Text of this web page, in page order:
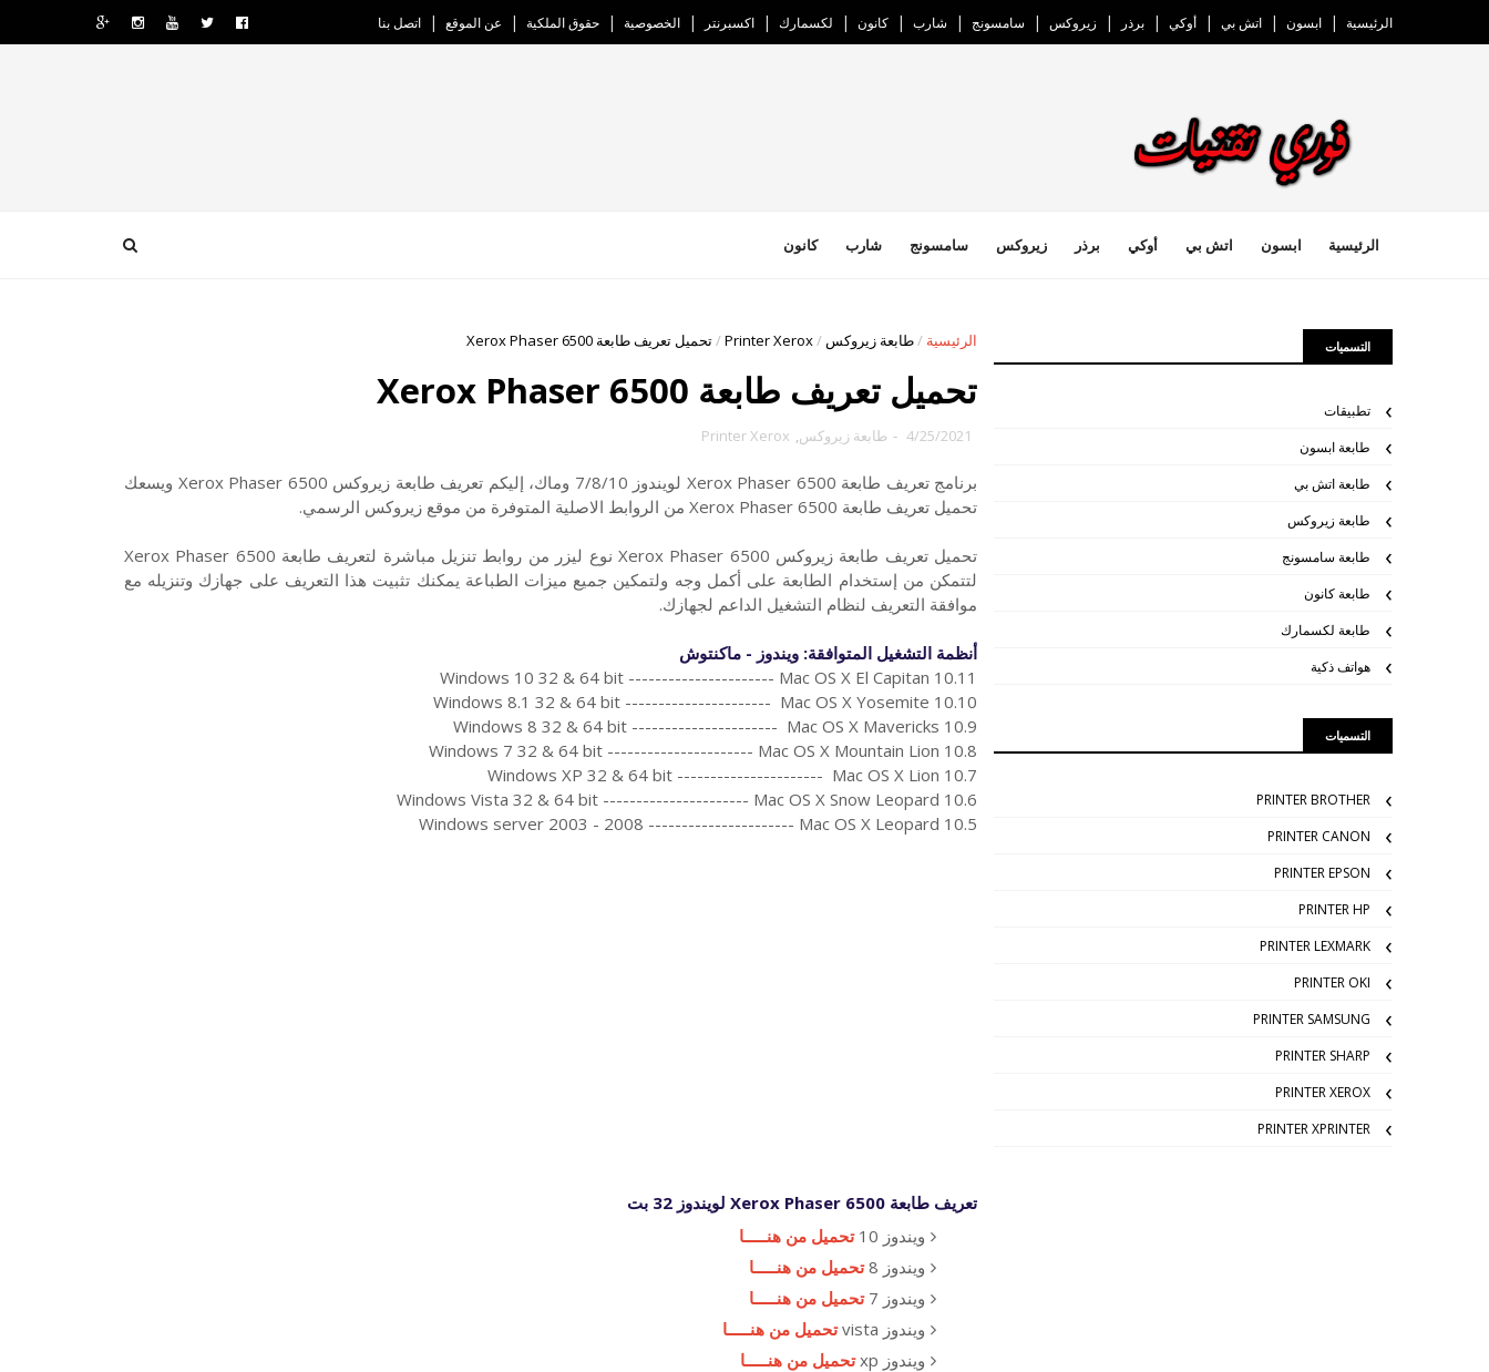
الرئيسية ابسون اتش بي أوكي برذر زيروكس سامسونج شارب كانون لكسمارك اكسبرنتر الخصوصية حقوق الملكية عن الموقع اتصل بنا
الرئيسية ابسون اتش بي أوكي برذر زيروكس سامسونج شارب كانون
الرئيسية /طابعة زيروكس /
Printer Xerox
/تحميل تعريف طابعة Xerox Phaser 6500
تحميل تعريف طابعة Xerox Phaser 6500
4/25/2021
- طابعة زيروكس,
Printer Xerox
برنامج تعريف طابعة Xerox Phaser 6500 لويندوز 7/8/10 وماك،
إليكم تعريف طابعة زيروكس Xerox Phaser 6500 ويسعك
تحميل تعريف طابعة Xerox Phaser 6500 من الروابط الاصلية المتوفرة من موقع زيروكس الرسمي.
تحميل تعريف طابعة زيروكس Xerox Phaser 6500 نوع ليزر من روابط تنزيل مباشرة لتعريف طابعة Xerox Phaser 6500
لتتمكن من إستخدام الطابعة على أكمل وجه ولتمكين جميع ميزات الطباعة يمكنك تثبيت هذا التعريف على جهازك وتنزيله مع
موافقة التعريف لنظام التشغيل الداعم لجهازك.
أنظمة التشغيل المتوافقة: ويندوز - ماكنتوش
Windows 10 32 & 64 bit ---------------------- Mac OS X El Capitan 10.11
Windows 8.1 32 & 64 bit ---------------------- Mac OS X Yosemite 10.10
Windows 8 32 & 64 bit ---------------------- Mac OS X Mavericks 10.9
Windows 7 32 & 64 bit ---------------------- Mac OS X Mountain Lion 10.8
Windows XP 32 & 64 bit ---------------------- Mac OS X Lion 10.7
Windows Vista 32 & 64 bit ---------------------- Mac OS X Snow Leopard 10.6
Windows server 2003 - 2008 ---------------------- Mac OS X Leopard 10.5
تعريف طابعة Xerox Phaser 6500 لويندوز 32 بت
ويندوز 10
تحميل من هنـــــا
ويندوز 8
تحميل من هنـــــا
ويندوز 7
تحميل من هنـــــا
ويندوز vista
تحميل من هنـــــا
ويندوز xp
تحميل من هنـــــا
التسميات
تطبيقات
طابعة ابسون
طابعة اتش بي
طابعة زيروكس
طابعة سامسونج
طابعة كانون
طابعة لكسمارك
هواتف ذكية
التسميات
PRINTER BROTHER
PRINTER CANON
PRINTER EPSON
PRINTER HP
PRINTER LEXMARK
PRINTER OKI
PRINTER SAMSUNG
PRINTER SHARP
PRINTER XEROX
PRINTER XPRINTER